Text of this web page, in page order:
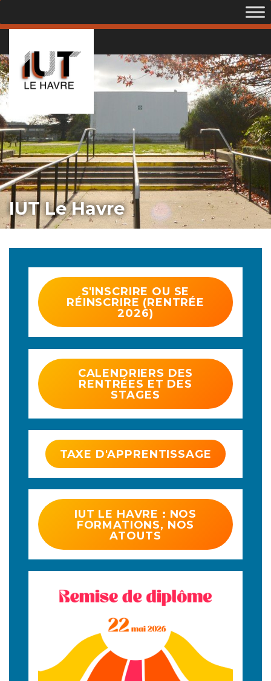
IUT Le Havre
S'INSCRIRE OU SE
RÉINSCRIRE (RENTRÉE
2026)
CALENDRIERS DES
RENTRÉES ET DES
STAGES
TAXE D'APPRENTISSAGE
IUT LE HAVRE : NOS
FORMATIONS, NOS
ATOUTS